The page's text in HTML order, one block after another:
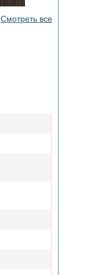
Смотреть все